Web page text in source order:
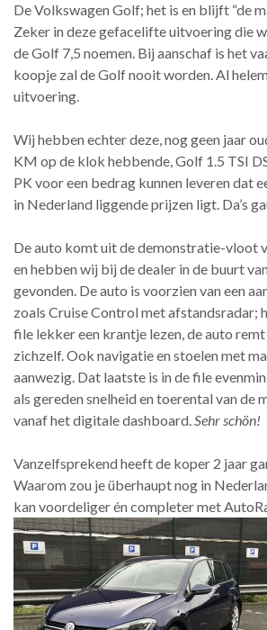
De Volkswagen Golf; het is en blijft “de
Zeker in deze gefacelifte uitvoering die
de Golf 7,5 noemen. Bij aanschaf is het
koopje zal de Golf nooit worden. Al
uitvoering.
Wij hebben echter deze, nog geen jaar
KM op de klok hebbende, Golf 1.5 TSI
PK voor een bedrag kunnen leveren dat
in Nederland liggende prijzen ligt. Da’s
De auto komt uit de demonstratie-vloot
en hebben wij bij de dealer in de buurt
gevonden. De auto is voorzien van een
zoals Cruise Control met afstandsradar;
file lekker een krantje lezen, de auto
zichzelf. Ook navigatie en stoelen met
aanwezig. Dat laatste is in de file
als gereden snelheid en toerental van de
vanaf het digitale dashboard.Sehr schön!
Vanzelfsprekend heeft de koper 2 jaar
Waarom zou je überhaupt nog in
kan voordeliger én completer met